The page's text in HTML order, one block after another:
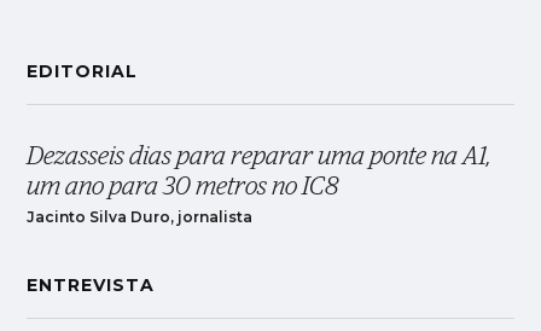
EDITORIAL
Dezasseis dias para reparar uma ponte na A1,
um ano para 30 metros no IC8
Jacinto Silva Duro, jornalista
ENTREVISTA